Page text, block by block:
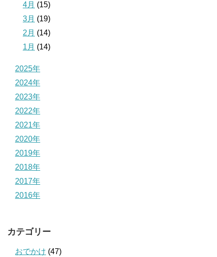
4月 (15)
3月 (19)
2月 (14)
1月 (14)
2025年
2024年
2023年
2022年
2021年
2020年
2019年
2018年
2017年
2016年
カテゴリー
おでかけ (47)